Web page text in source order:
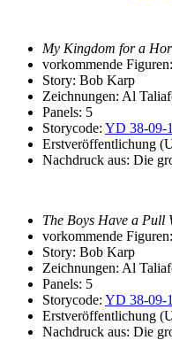
My Kingdom for a
vorkommende
Story: Bob Karp
Zeichnungen: Al
Panels: 5
Storycode: YD 38-09-
Erstveröffentlichung
Nachdruck aus: Die
The Boys Have a Pull
vorkommende
Story: Bob Karp
Zeichnungen: Al
Panels: 5
Storycode: YD 38-09-
Erstveröffentlichung
Nachdruck aus: Die